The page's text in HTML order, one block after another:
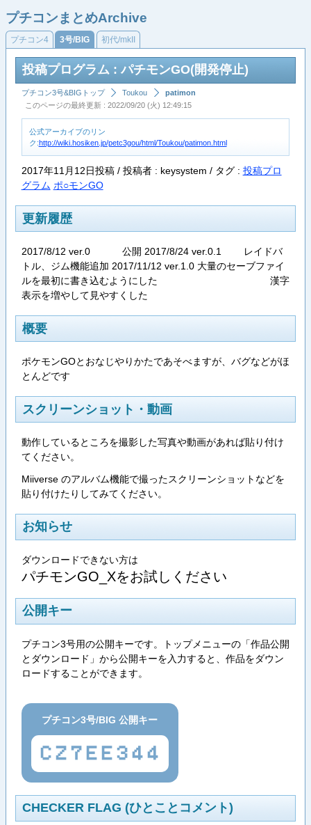
プチコンまとめArchive
プチコン4 3号/BIG 初代/mkII
投稿プログラム : パチモンGO(開発停止)
プチコン3号&BIGトップ Toukou
patimon
このページの最終更新 : 2022/09/20 (火) 12:49:15
公式アーカイブのリン
ク:http://wiki.hosiken.jp/petc3gou/html/Toukou/patimon.html
2017年11月12日投稿 / 投稿者 : keysystem / タグ : 投稿プロ
グラム ポ○モンGO
更新履歴
2017/8/12 ver.0 公開 2017/8/24 ver.0.1 レイドバ
トル、ジム機能追加 2017/11/12 ver.1.0 大量のセーブファイ
ルを最初に書き込むようにした 漢字
表示を増やして見やすくした
概要
ポケモンGOとおなじやりかたであそべますが、バグなどがほ
とんどです
スクリーンショット・動画
動作しているところを撮影した写真や動画があれば貼り付け
てください。
Miiverse のアルバム機能で撮ったスクリーンショットなどを
貼り付けたりしてみてください。
お知らせ
ダウンロードできない方は
パチモンGO_Xをお試しください
公開キー
プチコン3号用の公開キーです。トップメニューの「作品公開
とダウンロード」から公開キーを入力すると、作品をダウン
ロードすることができます。
プチコン3号/BIG 公開キー
CZ7EE344
CHECKER FLAG (ひとことコメント)